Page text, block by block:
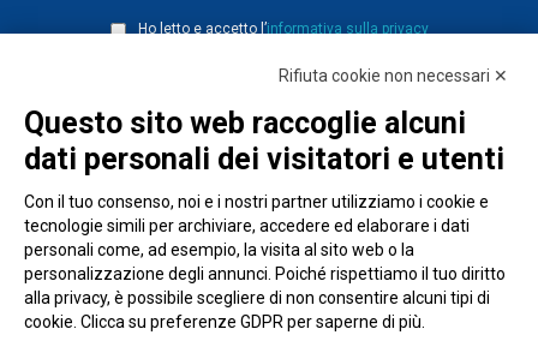
Ho letto e accetto l’informativa sulla privacy
Rifiuta cookie non necessari ✕
Questo sito web raccoglie alcuni
dati personali dei visitatori e utenti
Con il tuo consenso, noi e i nostri partner utilizziamo i cookie e
tecnologie simili per archiviare, accedere ed elaborare i dati
personali come, ad esempio, la visita al sito web o la
personalizzazione degli annunci. Poiché rispettiamo il tuo diritto
alla privacy, è possibile scegliere di non consentire alcuni tipi di
cookie. Clicca su preferenze GDPR per saperne di più.